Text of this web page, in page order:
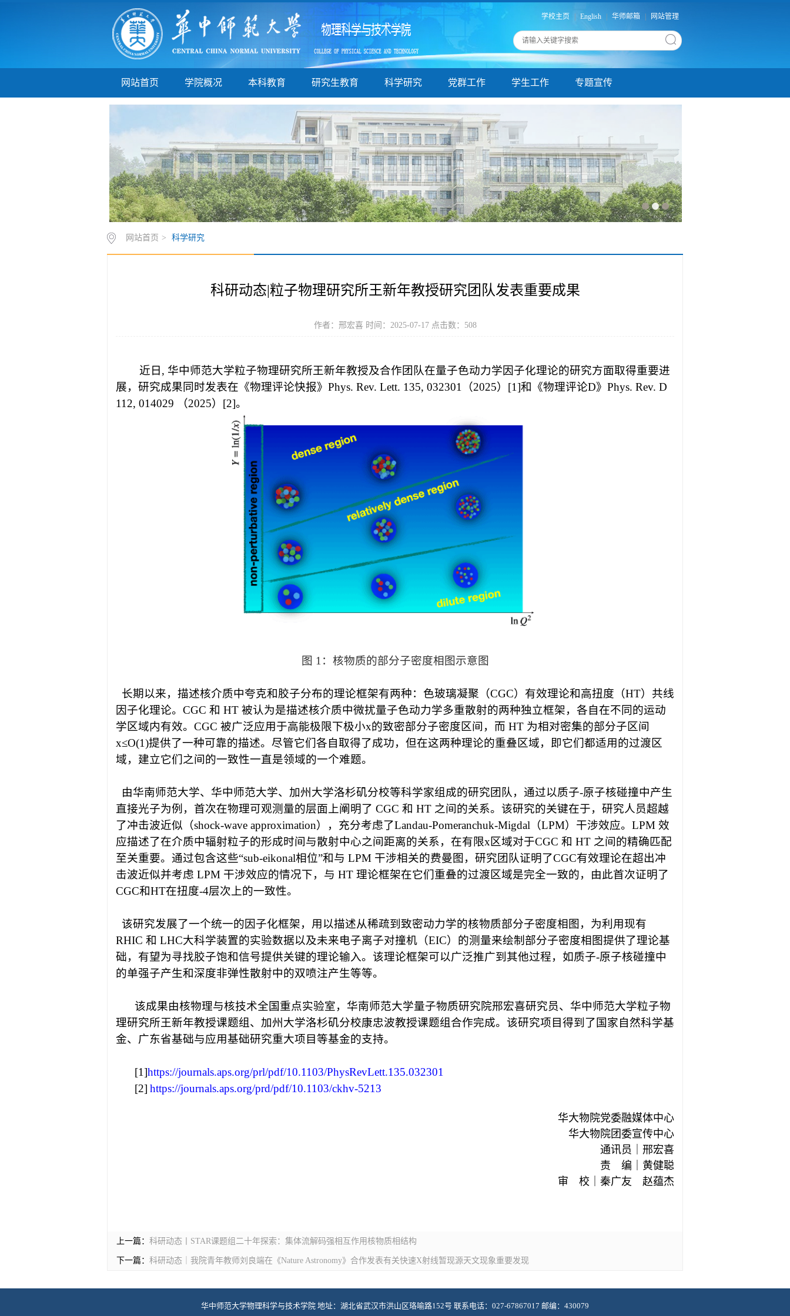
学校主页 English 华师邮箱 网站管理
网站首页 学院概况 本科教育 研究生教育 科学研究 党群工作 学生工作 专题宣传
网站首页 > 科学研究
科研动态|粒子物理研究所王新年教授研究团队发表重要成果
作者：邢宏喜 时间：2025-07-17 点击数： 508
近日, 华中师范大学粒子物理研究所王新年教授及合作团队在量子色动力学因子化理论的研究方面取得重要进
展，研究成果同时发表在《物理评论快报》Phys. Rev. Lett. 135, 032301（2025）[1]和《物理评论D》Phys. Rev. D
112, 014029 （2025）[2]。
图 1：核物质的部分子密度相图示意图
长期以来，描述核介质中夸克和胶子分布的理论框架有两种：色玻璃凝聚（CGC）有效理论和高扭度（HT）共线
因子化理论。 CGC 和 HT 被认为是描述核介质中微扰量子色动力学多重散射的两种独立框架，各自在不同的运动
学区域内有效。 CGC 被广泛应用于高能极限下极小x的致密部分子密度区间，而 HT 为相对密集的部分子区间
x≤O(1)提供了一种可靠的描述。尽管它们各自取得了成功，但在这两种理论的重叠区域，即它们都适用的过渡区
域，建立它们之间的一致性一直是领域的一个难题。
由华南师范大学、华中师范大学、加州大学洛杉矶分校等科学家组成的研究团队，通过以质子-原子核碰撞中产生
直接光子为例，首次在物理可观测量的层面上阐明了 CGC 和 HT 之间的关系。该研究的关键在于，研究人员超越
了冲击波近似（shock-wave approximation），充分考虑了Landau-Pomeranchuk-Migdal（LPM）干涉效应。 LPM 效
应描述了在介质中辐射粒子的形成时间与散射中心之间距离的关系，在有限x区域对于CGC 和 HT 之间的精确匹配
至关重要。通过包含这些“sub-eikonal相位”和与 LPM 干涉相关的费曼图，研究团队证明了CGC有效理论在超出冲
击波近似并考虑 LPM 干涉效应的情况下，与 HT 理论框架在它们重叠的过渡区域是完全一致的，由此首次证明了
CGC和HT在扭度-4层次上的一致性。
该研究发展了一个统一的因子化框架，用以描述从稀疏到致密动力学的核物质部分子密度相图，为利用现有
RHIC 和 LHC大科学装置的实验数据以及未来电子离子对撞机（EIC）的测量来绘制部分子密度相图提供了理论基
础，有望为寻找胶子饱和信号提供关键的理论输入。该理论框架可以广泛推广到其他过程，如质子-原子核碰撞中
的单强子产生和深度非弹性散射中的双喷注产生等等。
该成果由核物理与核技术全国重点实验室，华南师范大学量子物质研究院邢宏喜研究员、华中师范大学粒子物
理研究所王新年教授课题组、加州大学洛杉矶分校康忠波教授课题组合作完成。该研究项目得到了国家自然科学基
金、广东省基础与应用基础研究重大项目等基金的支持。
[1]https://journals.aps.org/prl/pdf/10.1103/PhysRevLett.135.032301
[2] https://journals.aps.org/prd/pdf/10.1103/ckhv-5213
华大物院党委融媒体中心
华大物院团委宣传中心
通讯员｜邢宏喜
责 编｜黄健聪
审 校｜秦广友 赵蕴杰
上一篇： 科研动态丨STAR课题组二十年探索：集体流解码强相互作用核物质相结构
下一篇： 科研动态｜我院青年教师刘良端在《Nature Astronomy》合作发表有关快速X射线暂现源天文现象重要发现
华中师范大学物理科学与技术学院 地址：湖北省武汉市洪山区珞喻路152号 联系电话：027-67867017 邮编：430079